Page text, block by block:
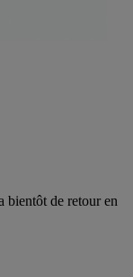
bientôt de retour en